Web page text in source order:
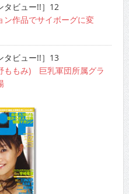
タビュー!!］12
作品でサイボーグに変
タビュー!!］13
ももみ) 巨乳軍団所属グラ